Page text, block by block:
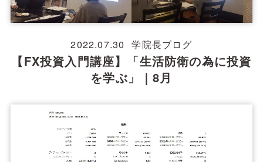
2022.07.30 学院長ブログ
【FX投資入門講座】「生活防衛の為に投資
を学ぶ」｜8月